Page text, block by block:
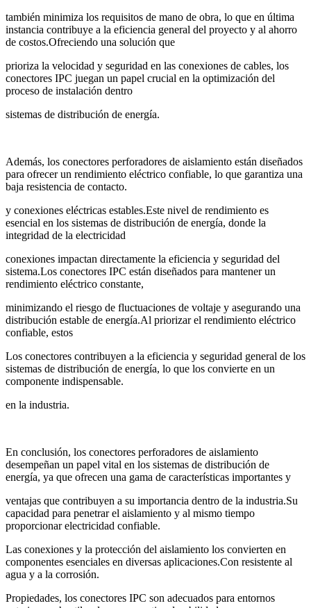
también minimiza los requisitos de mano de obra, lo que en última
instancia contribuye a la eficiencia general del proyecto y al ahorro
de costos.Ofreciendo una solución que
prioriza la velocidad y seguridad en las conexiones de cables, los
conectores IPC juegan un papel crucial en la optimización del
proceso de instalación dentro
sistemas de distribución de energía.
Además, los conectores perforadores de aislamiento están diseñados
para ofrecer un rendimiento eléctrico confiable, lo que garantiza una
baja resistencia de contacto.
y conexiones eléctricas estables.Este nivel de rendimiento es
esencial en los sistemas de distribución de energía, donde la
integridad de la electricidad
conexiones impactan directamente la eficiencia y seguridad del
sistema.Los conectores IPC están diseñados para mantener un
rendimiento eléctrico constante,
minimizando el riesgo de fluctuaciones de voltaje y asegurando una
distribución estable de energía.Al priorizar el rendimiento eléctrico
confiable, estos
Los conectores contribuyen a la eficiencia y seguridad general de los
sistemas de distribución de energía, lo que los convierte en un
componente indispensable.
en la industria.
En conclusión, los conectores perforadores de aislamiento
desempeñan un papel vital en los sistemas de distribución de
energía, ya que ofrecen una gama de características importantes y
ventajas que contribuyen a su importancia dentro de la industria.Su
capacidad para penetrar el aislamiento y al mismo tiempo
proporcionar electricidad confiable.
Las conexiones y la protección del aislamiento los convierten en
componentes esenciales en diversas aplicaciones.Con resistente al
agua y a la corrosión.
Propiedades, los conectores IPC son adecuados para entornos